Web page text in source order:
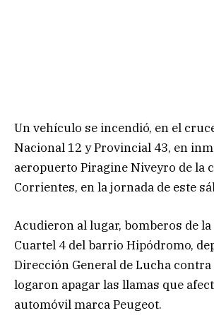
Un vehículo se incendió, en el
Nacional 12 y Provincial 43, en
aeropuerto Piragine Niveyro de la
Corrientes, en la jornada de este
Acudieron al lugar, bomberos de
Cuartel 4 del barrio Hipódromo,
Dirección General de Lucha contra
logaron apagar las llamas que
automóvil marca Peugeot.